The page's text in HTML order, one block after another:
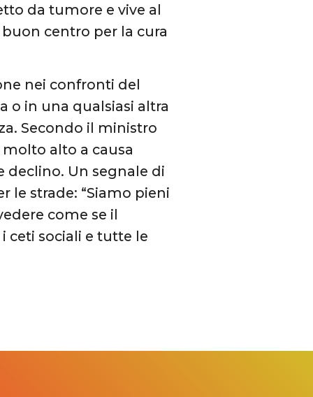
da tumore e vive al
centro per la cura
nei confronti del
o in una qualsiasi altra
Secondo il ministro
alto a causa
declino. Un segnale di
le strade: “Siamo pieni
come se il
ceti sociali e tutte le